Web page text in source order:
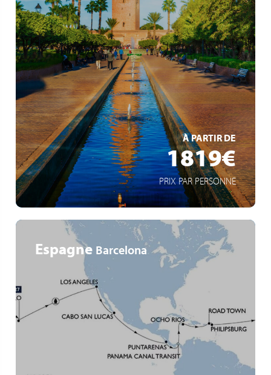
À PARTIR DE
1819€
PRIX PAR PERSONNE
Découverte des villes impériales du Maroc
Immersion culturelle authentique
Diversité de paysages marocains
EN SAVOIR +
Espagne Barcelona